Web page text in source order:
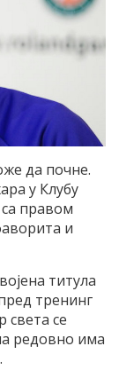
да почне.
у Клубу
правом
и
титула
тренинг
света се
редовно има